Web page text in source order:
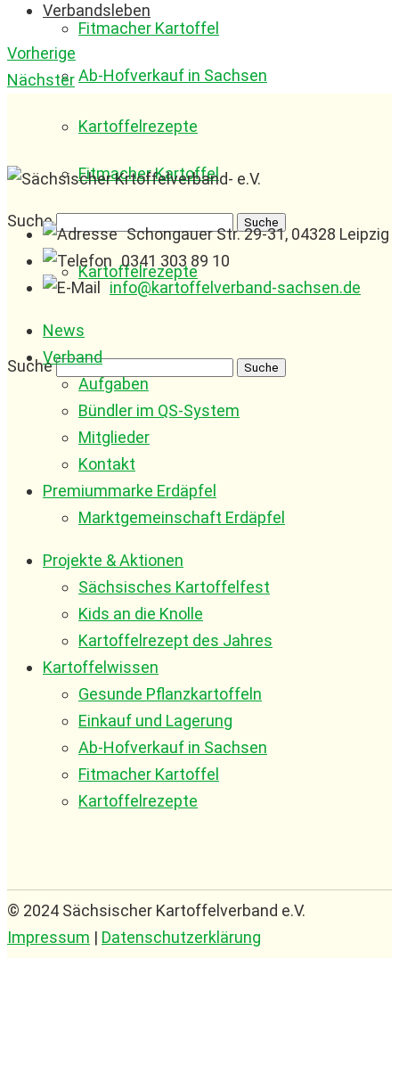
Fitmacher Kartoffel
Kartoffelrezepte
Suche
Ab-Hofverkauf in Sachsen
Fitmacher Kartoffel
Kartoffelrezepte
Suche
Verbandsleben
Vorherige
Nächster
Schongauer Str. 29-31, 04328 Leipzig
0341 303 89 10
info@kartoffelverband-sachsen.de
News
Verband
Aufgaben
Bündler im QS-System
Mitglieder
Kontakt
Premiummarke Erdäpfel
Marktgemeinschaft Erdäpfel
Projekte & Aktionen
Sächsisches Kartoffelfest
Kids an die Knolle
Kartoffelrezept des Jahres
Kartoffelwissen
Gesunde Pflanzkartoffeln
Einkauf und Lagerung
Ab-Hofverkauf in Sachsen
Fitmacher Kartoffel
Kartoffelrezepte
© 2024 Sächsischer Kartoffelverband e.V.
Impressum | Datenschutzerklärung